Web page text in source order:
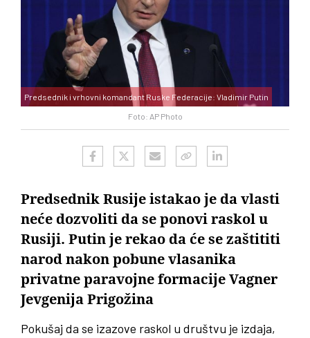
Foto: AP Photo
Predsednik i vrhovni komandant Ruske Federacije: Vladimir Putin
Predsednik Rusije istakao je da vlasti
neće dozvoliti da se ponovi raskol u
Rusiji. Putin je rekao da će se zaštititi
narod nakon pobune vlasanika
privatne paravojne formacije Vagner
Jevgenija Prigožina
Pokušaj da se izazove raskol u društvu je izdaja,